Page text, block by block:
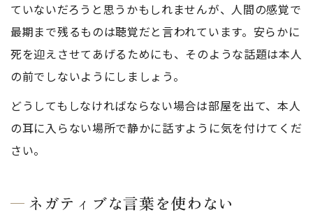
ていないだろうと思うかもしれませんが、人間の感覚で
最期まで残るものは聴覚だと言われています。安らかに
死を迎えさせてあげるためにも、そのような話題は本人
の前でしないようにしましょう。
どうしてもしなければならない場合は部屋を出て、本人
の耳に入らない場所で静かに話すように気を付けてくだ
さい。
ネガティブな言葉を使わない